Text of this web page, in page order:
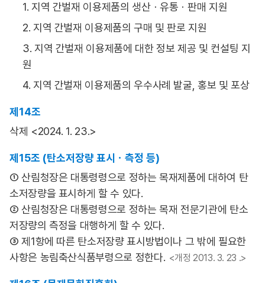
1. 지역 간벌재 이용제품의 생산ㆍ유통ㆍ판매 지원
2. 지역 간벌재 이용제품의 구매 및 판로 지원
3. 지역 간벌재 이용제품에 대한 정보 제공 및 컨설팅 지
원
4. 지역 간벌재 이용제품의 우수사례 발굴, 홍보 및 포상
제14조
삭제 <2024. 1. 23.>
제15조 (탄소저장량 표시ㆍ측정 등)
① 산림청장은 대통령령으로 정하는 목재제품에 대하여 탄
소저장량을 표시하게 할 수 있다.
② 산림청장은 대통령령으로 정하는 목재 전문기관에 탄소
저장량의 측정을 대행하게 할 수 있다.
③ 제1항에 따른 탄소저장량 표시방법이나 그 밖에 필요한
사항은 농림축산식품부령으로 정한다. <개정 2013. 3. 23 .>